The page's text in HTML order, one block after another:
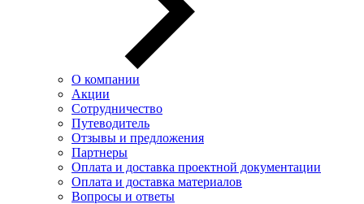
О компании
Акции
Сотрудничество
Путеводитель
Отзывы и предложения
Партнеры
Оплата и доставка проектной документации
Оплата и доставка материалов
Вопросы и ответы